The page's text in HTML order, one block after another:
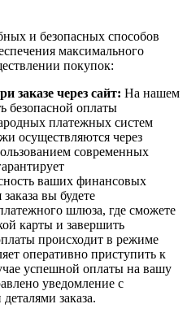
и безопасных способов
максимального
покупок:
заказе через сайт: На нашем
безопасной оплаты
платежных систем
осуществляются через
современных
ваших финансовых
вы будете
шлюза, где сможете
карты и завершить
происходит в режиме
оперативно приступить к
успешной оплаты на вашу
уведомление с
заказа.